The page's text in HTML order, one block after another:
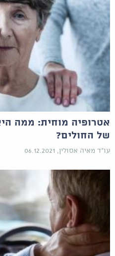
אטרופיה מוחית: ממה
של החולים?
עו"ד מאיה אסולין, 06.12.2021